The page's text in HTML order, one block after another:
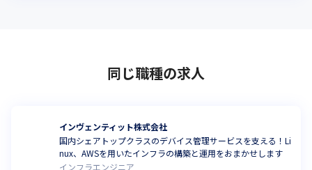
同じ職種の求人
インヴェンティット株式会社
国内シェアトップクラスのデバイス管理サービスを支える！Li
nux、AWSを用いたインフラの構築と運用をおまかせします
インフラエンジニア